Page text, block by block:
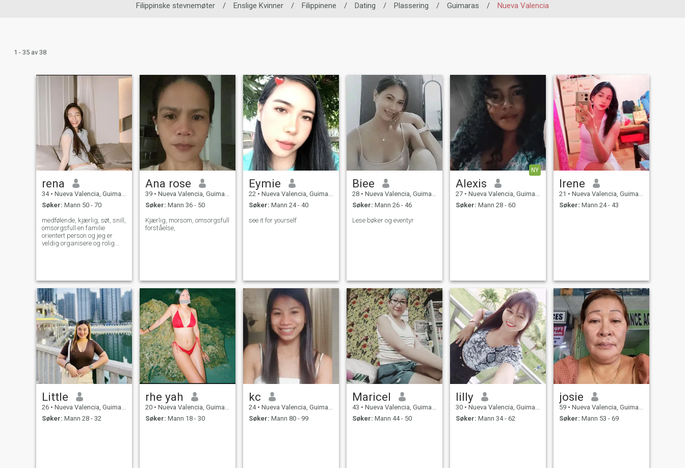
Filippinske stevnemøter / Enslige Kvinner / Filippinene / Dating / Plassering / Guimaras / Nueva Valencia
1 - 35 av 38
rena
34 • Nueva Valencia, Guimaras, Filippinene
Søker: Mann 50 - 70
medfølende, kjærlig, søt, snill,
omsorgsfull en familie
orientert person og jeg er
veldig organisere og rolig
Ana rose
39 • Nueva Valencia, Guimaras, Filippinene
Søker: Mann 36 - 50
Kjærlig, morsom, omsorgsfull
forståelse,
Eymie
22 • Nueva Valencia, Guimaras, Filippinene
Søker: Mann 24 - 40
see it for yourself
Biee
28 • Nueva Valencia, Guimaras, Filippinene
Søker: Mann 26 - 46
Lese bøker og eventyr
NY
Alexis
27 • Nueva Valencia, Guimaras, Filippinene
Søker: Mann 28 - 60
Irene
21 • Nueva Valencia, Guimaras, Filippinene
Søker: Mann 24 - 43
Little
26 • Nueva Valencia, Guimaras, Filippinene
Søker: Mann 28 - 32
rhe yah
20 • Nueva Valencia, Guimaras, Filippinene
Søker: Mann 18 - 30
kc
24 • Nueva Valencia, Guimaras, Filippinene
Søker: Mann 80 - 99
Maricel
43 • Nueva Valencia, Guimaras, Filippinene
Søker: Mann 44 - 50
lilly
30 • Nueva Valencia, Guimaras, Filippinene
Søker: Mann 34 - 62
josie
59 • Nueva Valencia, Guimaras, Filippinene
Søker: Mann 53 - 69